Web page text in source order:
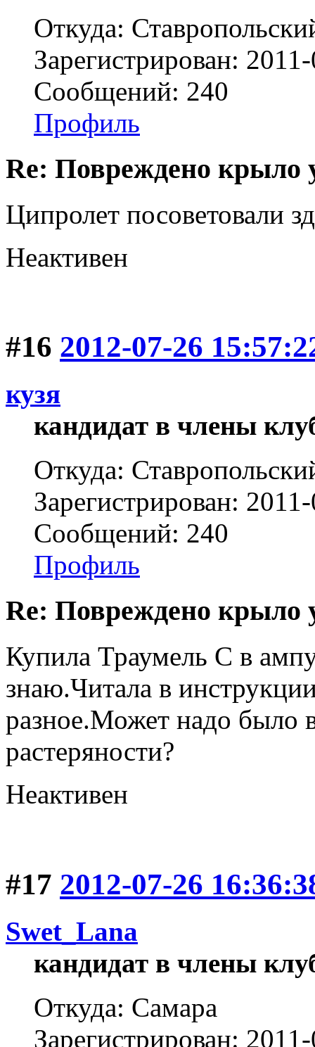
Откуда:
Зарегистрирован:
Сообщений: 240
Профиль
Re: Повреждено крыло
Ципролет посоветовали
Неактивен
#16 2012-07-26
кузя
кандидат в члены
Откуда:
Зарегистрирован:
Сообщений: 240
Профиль
Re: Повреждено крыло
Купила Траумель С в
знаю.Читала в
разное.Может надо было
растеряности?
Неактивен
#17 2012-07-26
Swet_Lana
кандидат в члены
Откуда: Самара
Зарегистрирован: